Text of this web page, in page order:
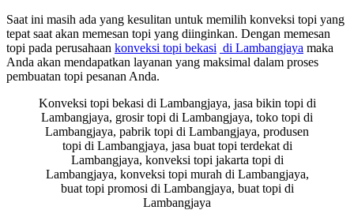
Saat ini masih ada yang kesulitan untuk memilih konveksi topi yang
tepat saat akan memesan topi yang diinginkan. Dengan memesan
topi pada perusahaan konveksi topi bekasi di Lambangjaya maka
Anda akan mendapatkan layanan yang maksimal dalam proses
pembuatan topi pesanan Anda.
Konveksi topi bekasi di Lambangjaya, jasa bikin topi di
Lambangjaya, grosir topi di Lambangjaya, toko topi di
Lambangjaya, pabrik topi di Lambangjaya, produsen
topi di Lambangjaya, jasa buat topi terdekat di
Lambangjaya, konveksi topi jakarta topi di
Lambangjaya, konveksi topi murah di Lambangjaya,
buat topi promosi di Lambangjaya, buat topi di
Lambangjaya